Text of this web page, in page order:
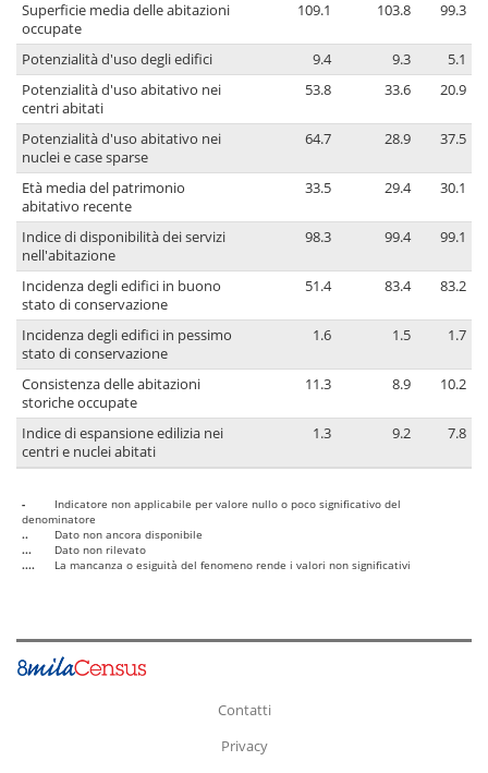
Superficie media delle abitazioni
occupate
109.1 103.8 99.3
Potenzialità d'uso degli edifici 9.4 9.3
5.1
Potenzialità d'uso abitativo nei
centri abitati
53.8 33.6 20.9
Potenzialità d'uso abitativo nei
nuclei e case sparse
64.7 28.9 37.5
Età media del patrimonio
abitativo recente
33.5 29.4 30.1
Indice di disponibilità dei servizi
nell'abitazione
98.3 99.4 99.1
Incidenza degli edifici in buono
stato di conservazione
51.4 83.4 83.2
Incidenza degli edifici in pessimo
stato di conservazione
1.6 1.5 1.7
Consistenza delle abitazioni
storiche occupate
11.3 8.9 10.2
Indice di espansione edilizia nei
centri e nuclei abitati
1.3 9.2 7.8
-
Indicatore non applicabile per valore nullo o poco significativo del
denominatore
..
Dato non ancora disponibile
...
Dato non rilevato
....
La mancanza o esiguità del fenomeno rende i valori non significativi
Contatti
Privacy